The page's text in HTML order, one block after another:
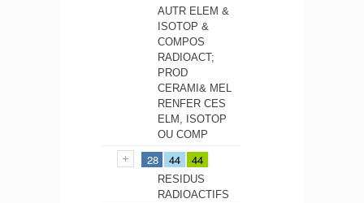
AUTR ELEM &
ISOTOP &
COMPOS
RADIOACT;
PROD
CERAMI& MEL
RENFER CES
ELM, ISOTOP
OU COMP
28 44 44
RESIDUS
RADIOACTIFS